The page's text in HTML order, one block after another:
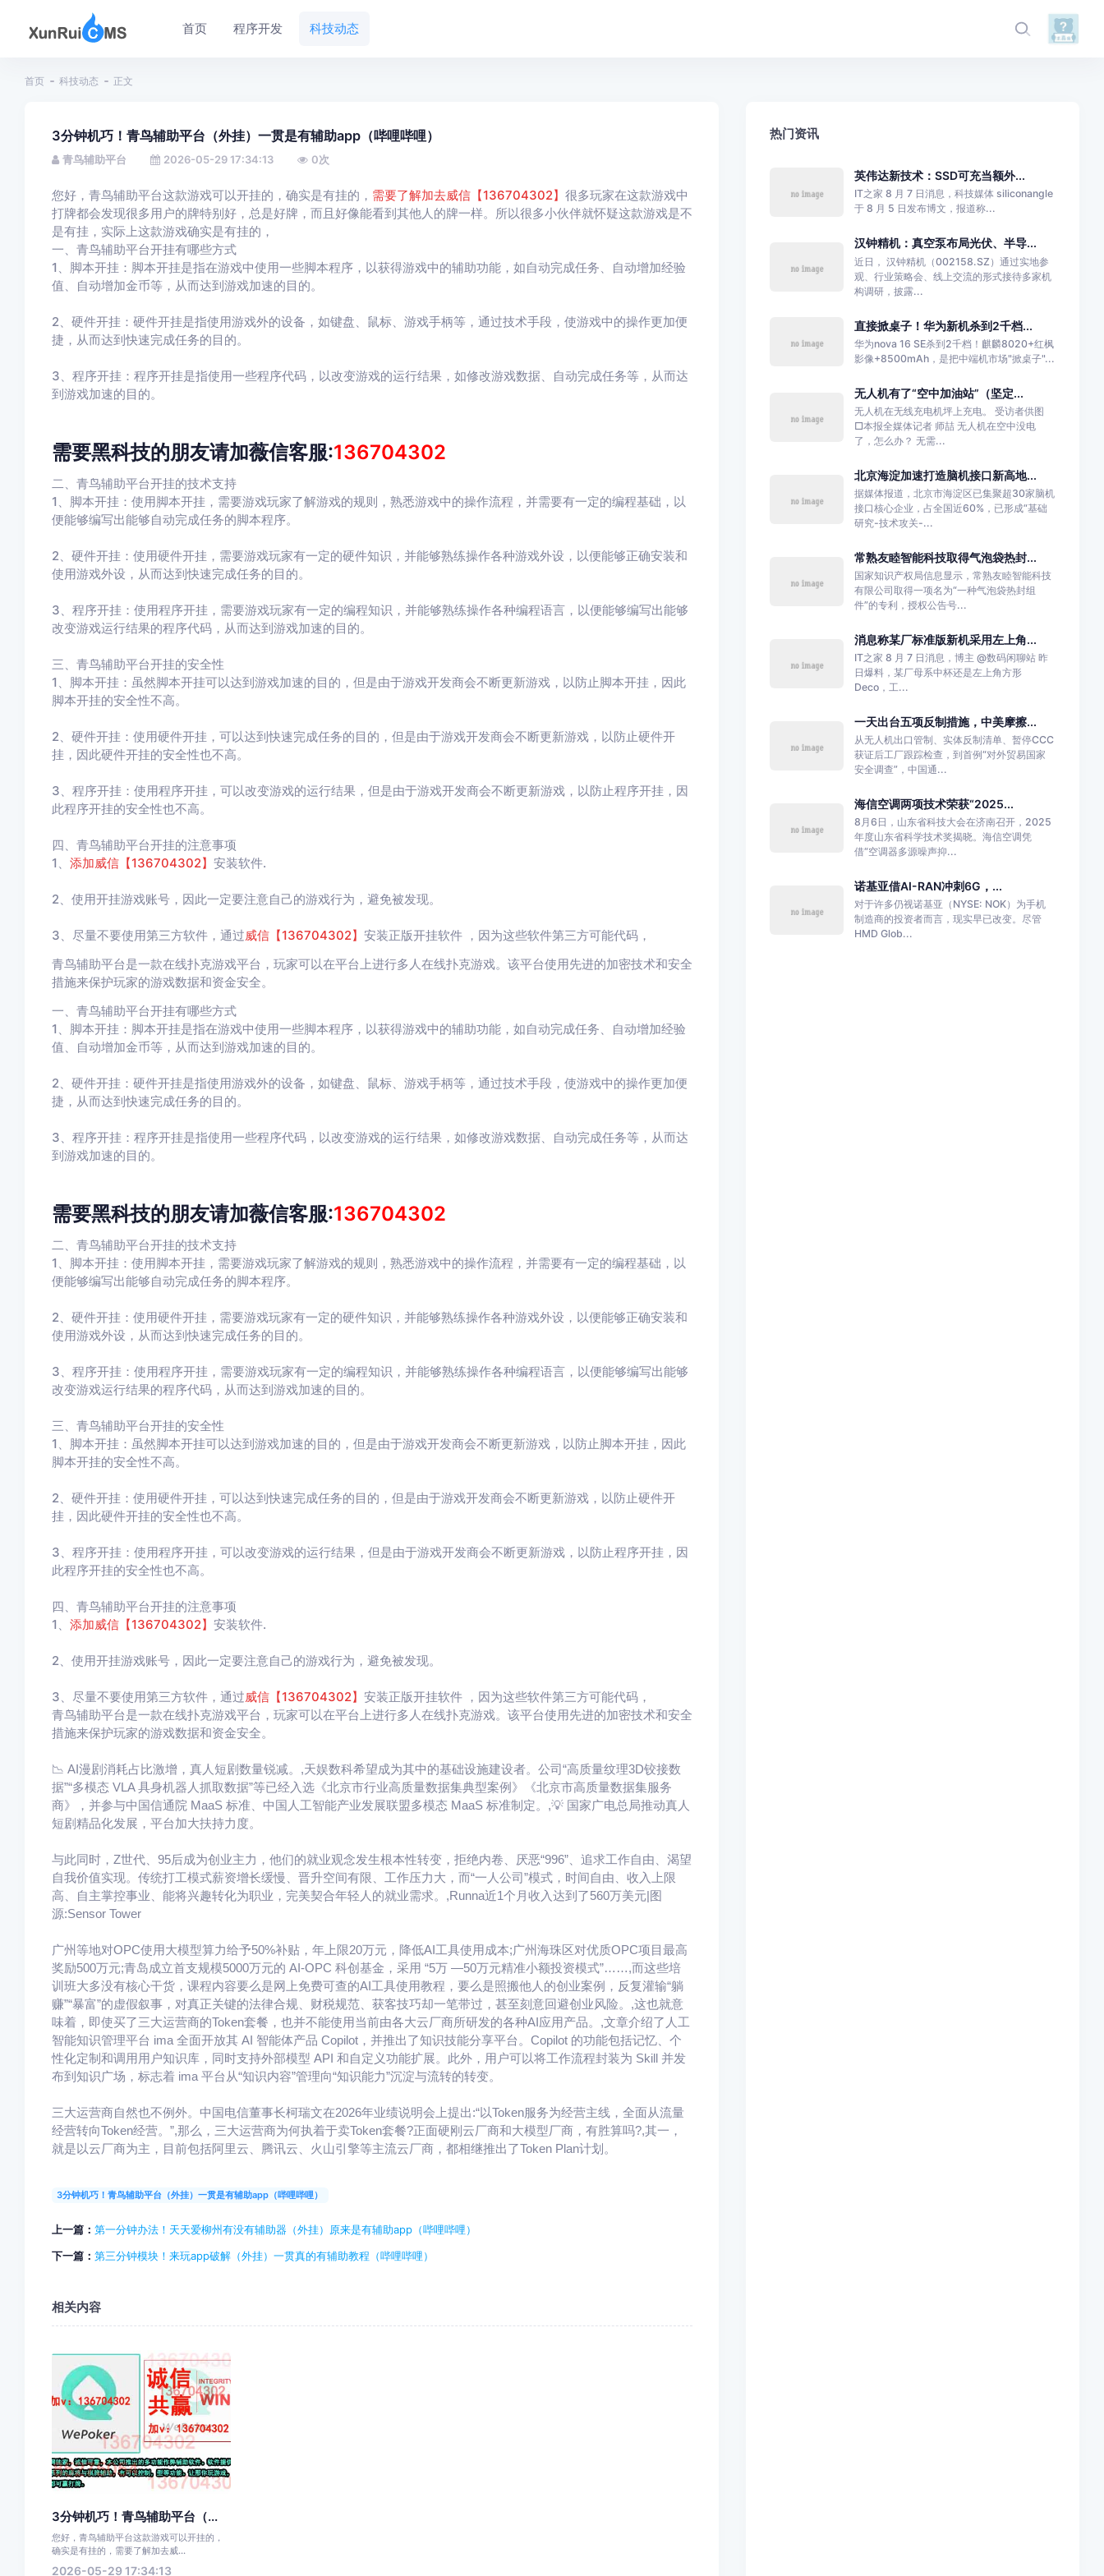
首页 程序开发 科技动态
首页 科技动态 正文
3分钟机巧！青鸟辅助平台（外挂）一贯是有辅助app（哔哩哔哩）
青鸟辅助平台 2026-05-29 17:34:13 0次
您好，青鸟辅助平台这款游戏可以开挂的，确实是有挂的， 需要了解加去威信【136704302】 很多玩家在这款游戏中
打牌都会发现很多用户的牌特别好，总是好牌，而且好像能看到其他人的牌一样。所以很多小伙伴就怀疑这款游戏是不
是有挂，实际上这款游戏确实是有挂的，
一、青鸟辅助平台开挂有哪些方式
1、脚本开挂：脚本开挂是指在游戏中使用一些脚本程序，以获得游戏中的辅助功能，如自动完成任务、自动增加经验
值、自动增加金币等，从而达到游戏加速的目的。
2、硬件开挂：硬件开挂是指使用游戏外的设备，如键盘、鼠标、游戏手柄等，通过技术手段，使游戏中的操作更加便
捷，从而达到快速完成任务的目的。
3、程序开挂：程序开挂是指使用一些程序代码，以改变游戏的运行结果，如修改游戏数据、自动完成任务等，从而达
到游戏加速的目的。
需要黑科技的朋友请加薇信客服:136704302
二、青鸟辅助平台开挂的技术支持
1、脚本开挂：使用脚本开挂，需要游戏玩家了解游戏的规则，熟悉游戏中的操作流程，并需要有一定的编程基础，以
便能够编写出能够自动完成任务的脚本程序。
2、硬件开挂：使用硬件开挂，需要游戏玩家有一定的硬件知识，并能够熟练操作各种游戏外设，以便能够正确安装和
使用游戏外设，从而达到快速完成任务的目的。
3、程序开挂：使用程序开挂，需要游戏玩家有一定的编程知识，并能够熟练操作各种编程语言，以便能够编写出能够
改变游戏运行结果的程序代码，从而达到游戏加速的目的。
三、青鸟辅助平台开挂的安全性
1、脚本开挂：虽然脚本开挂可以达到游戏加速的目的，但是由于游戏开发商会不断更新游戏，以防止脚本开挂，因此
脚本开挂的安全性不高。
2、硬件开挂：使用硬件开挂，可以达到快速完成任务的目的，但是由于游戏开发商会不断更新游戏，以防止硬件开
挂，因此硬件开挂的安全性也不高。
3、程序开挂：使用程序开挂，可以改变游戏的运行结果，但是由于游戏开发商会不断更新游戏，以防止程序开挂，因
此程序开挂的安全性也不高。
四、青鸟辅助平台开挂的注意事项
1、 添加威信【136704302】 安装软件.
2、使用开挂游戏账号，因此一定要注意自己的游戏行为，避免被发现。
3、尽量不要使用第三方软件，通过威信【136704302】 安装正版开挂软件 ，因为这些软件第三方可能代码，
青鸟辅助平台是一款在线扑克游戏平台，玩家可以在平台上进行多人在线扑克游戏。该平台使用先进的加密技术和安全
措施来保护玩家的游戏数据和资金安全。
一、青鸟辅助平台开挂有哪些方式
1、脚本开挂：脚本开挂是指在游戏中使用一些脚本程序，以获得游戏中的辅助功能，如自动完成任务、自动增加经验
值、自动增加金币等，从而达到游戏加速的目的。
2、硬件开挂：硬件开挂是指使用游戏外的设备，如键盘、鼠标、游戏手柄等，通过技术手段，使游戏中的操作更加便
捷，从而达到快速完成任务的目的。
3、程序开挂：程序开挂是指使用一些程序代码，以改变游戏的运行结果，如修改游戏数据、自动完成任务等，从而达
到游戏加速的目的。
需要黑科技的朋友请加薇信客服:136704302
二、青鸟辅助平台开挂的技术支持
1、脚本开挂：使用脚本开挂，需要游戏玩家了解游戏的规则，熟悉游戏中的操作流程，并需要有一定的编程基础，以
便能够编写出能够自动完成任务的脚本程序。
2、硬件开挂：使用硬件开挂，需要游戏玩家有一定的硬件知识，并能够熟练操作各种游戏外设，以便能够正确安装和
使用游戏外设，从而达到快速完成任务的目的。
3、程序开挂：使用程序开挂，需要游戏玩家有一定的编程知识，并能够熟练操作各种编程语言，以便能够编写出能够
改变游戏运行结果的程序代码，从而达到游戏加速的目的。
三、青鸟辅助平台开挂的安全性
1、脚本开挂：虽然脚本开挂可以达到游戏加速的目的，但是由于游戏开发商会不断更新游戏，以防止脚本开挂，因此
脚本开挂的安全性不高。
2、硬件开挂：使用硬件开挂，可以达到快速完成任务的目的，但是由于游戏开发商会不断更新游戏，以防止硬件开
挂，因此硬件开挂的安全性也不高。
3、程序开挂：使用程序开挂，可以改变游戏的运行结果，但是由于游戏开发商会不断更新游戏，以防止程序开挂，因
此程序开挂的安全性也不高。
四、青鸟辅助平台开挂的注意事项
1、 添加威信【136704302】 安装软件.
2、使用开挂游戏账号，因此一定要注意自己的游戏行为，避免被发现。
3、尽量不要使用第三方软件，通过威信【136704302】 安装正版开挂软件 ，因为这些软件第三方可能代码，
青鸟辅助平台是一款在线扑克游戏平台，玩家可以在平台上进行多人在线扑克游戏。该平台使用先进的加密技术和安全
措施来保护玩家的游戏数据和资金安全。
📉 AI漫剧消耗占比激增，真人短剧数量锐减。,天娱数科希望成为其中的基础设施建设者。公司“高质量纹理3D铰接数
据”“多模态 VLA 具身机器人抓取数据”等已经入选《北京市行业高质量数据集典型案例》《北京市高质量数据集服务
商》，并参与中国信通院 MaaS 标准、中国人工智能产业发展联盟多模态 MaaS 标准制定。,💡 国家广电总局推动真人
短剧精品化发展，平台加大扶持力度。
与此同时，Z世代、95后成为创业主力，他们的就业观念发生根本性转变，拒绝内卷、厌恶“996”、追求工作自由、渴望
自我价值实现。传统打工模式薪资增长缓慢、晋升空间有限、工作压力大，而“一人公司”模式，时间自由、收入上限
高、自主掌控事业、能将兴趣转化为职业，完美契合年轻人的就业需求。,Runna近1个月收入达到了560万美元|图
源:Sensor Tower
广州等地对OPC使用大模型算力给予50%补贴，年上限20万元，降低AI工具使用成本;广州海珠区对优质OPC项目最高
奖励500万元;青岛成立首支规模5000万元的 AI-OPC 科创基金，采用 “5万 —50万元精准小额投资模式”……,而这些培
训班大多没有核心干货，课程内容要么是网上免费可查的AI工具使用教程，要么是照搬他人的创业案例，反复灌输“躺
赚”“暴富”的虚假叙事，对真正关键的法律合规、财税规范、获客技巧却一笔带过，甚至刻意回避创业风险。,这也就意
味着，即使买了三大运营商的Token套餐，也并不能使用当前由各大云厂商所研发的各种AI应用产品。,文章介绍了人工
智能知识管理平台 ima 全面开放其 AI 智能体产品 Copilot，并推出了知识技能分享平台。Copilot 的功能包括记忆、个
性化定制和调用用户知识库，同时支持外部模型 API 和自定义功能扩展。此外，用户可以将工作流程封装为 Skill 并发
布到知识广场，标志着 ima 平台从“知识内容”管理向“知识能力”沉淀与流转的转变。
三大运营商自然也不例外。中国电信董事长柯瑞文在2026年业绩说明会上提出:“以Token服务为经营主线，全面从流量
经营转向Token经营。”,那么，三大运营商为何执着于卖Token套餐?正面硬刚云厂商和大模型厂商，有胜算吗?,其一，
就是以云厂商为主，目前包括阿里云、腾讯云、火山引擎等主流云厂商，都相继推出了Token Plan计划。
3分钟机巧！青鸟辅助平台（外挂）一贯是有辅助app（哔哩哔哩）
上一篇： 第一分钟办法！天天爱柳州有没有辅助器（外挂）原来是有辅助app（哔哩哔哩）
下一篇： 第三分钟模块！来玩app破解（外挂）一贯真的有辅助教程（哔哩哔哩）
相关内容
3分钟机巧！青鸟辅助平台（...
您好，青鸟辅助平台这款游戏可以开挂的，
确实是有挂的，需要了解加去威...
2026-05-29 17:34:13
热门资讯
英伟达新技术：SSD可充当额外...
IT之家 8 月 7 日消息，科技媒体 siliconangle
于 8 月 5 日发布博文，报道称...
汉钟精机：真空泵布局光伏、半导...
近日， 汉钟精机（002158.SZ）通过实地参
观、行业策略会、线上交流的形式接待多家机
构调研，披露...
直接掀桌子！华为新机杀到2千档...
华为nova 16 SE杀到2千档！麒麟8020+红枫
影像+8500mAh，是把中端机市场"掀桌子"...
无人机有了“空中加油站”（坚定...
无人机在无线充电机坪上充电。 受访者供图
□本报全媒体记者 师喆 无人机在空中没电
了，怎么办？ 无需...
北京海淀加速打造脑机接口新高地...
据媒体报道，北京市海淀区已集聚超30家脑机
接口核心企业，占全国近60%，已形成“基础
研究-技术攻关-...
常熟友睦智能科技取得气泡袋热封...
国家知识产权局信息显示，常熟友睦智能科技
有限公司取得一项名为“一种气泡袋热封组
件”的专利，授权公告号...
消息称某厂标准版新机采用左上角...
IT之家 8 月 7 日消息，博主 @数码闲聊站 昨
日爆料，某厂母系中杯还是左上角方形
Deco，工...
一天出台五项反制措施，中美摩擦...
从无人机出口管制、实体反制清单、暂停CCC
获证后工厂跟踪检查，到首例“对外贸易国家
安全调查”，中国通...
海信空调两项技术荣获“2025...
8月6日，山东省科技大会在济南召开，2025
年度山东省科学技术奖揭晓。海信空调凭
借“空调器多源噪声抑...
诺基亚借AI-RAN冲刺6G，...
对于许多仍视诺基亚（NYSE: NOK）为手机
制造商的投资者而言，现实早已改变。尽管
HMD Glob...